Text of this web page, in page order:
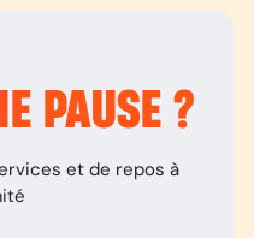
PAUSE ?
et de repos à